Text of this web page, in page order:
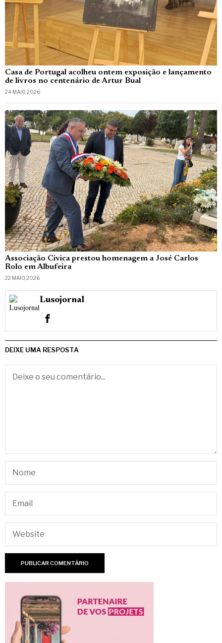
Casa de Portugal acolheu ontem exposição e lançamento
de livros no centenário de Artur Bual
24 MAIO, 2026
Associação Civica prestou homenagem a José Carlos
Rolo em Albufeira
22 MAIO, 2026
Lusojornal
DEIXE UMA RESPOSTA